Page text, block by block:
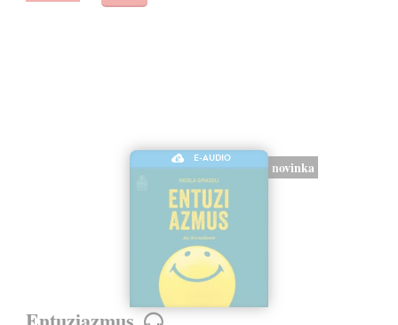
E-AUDIO
novinka